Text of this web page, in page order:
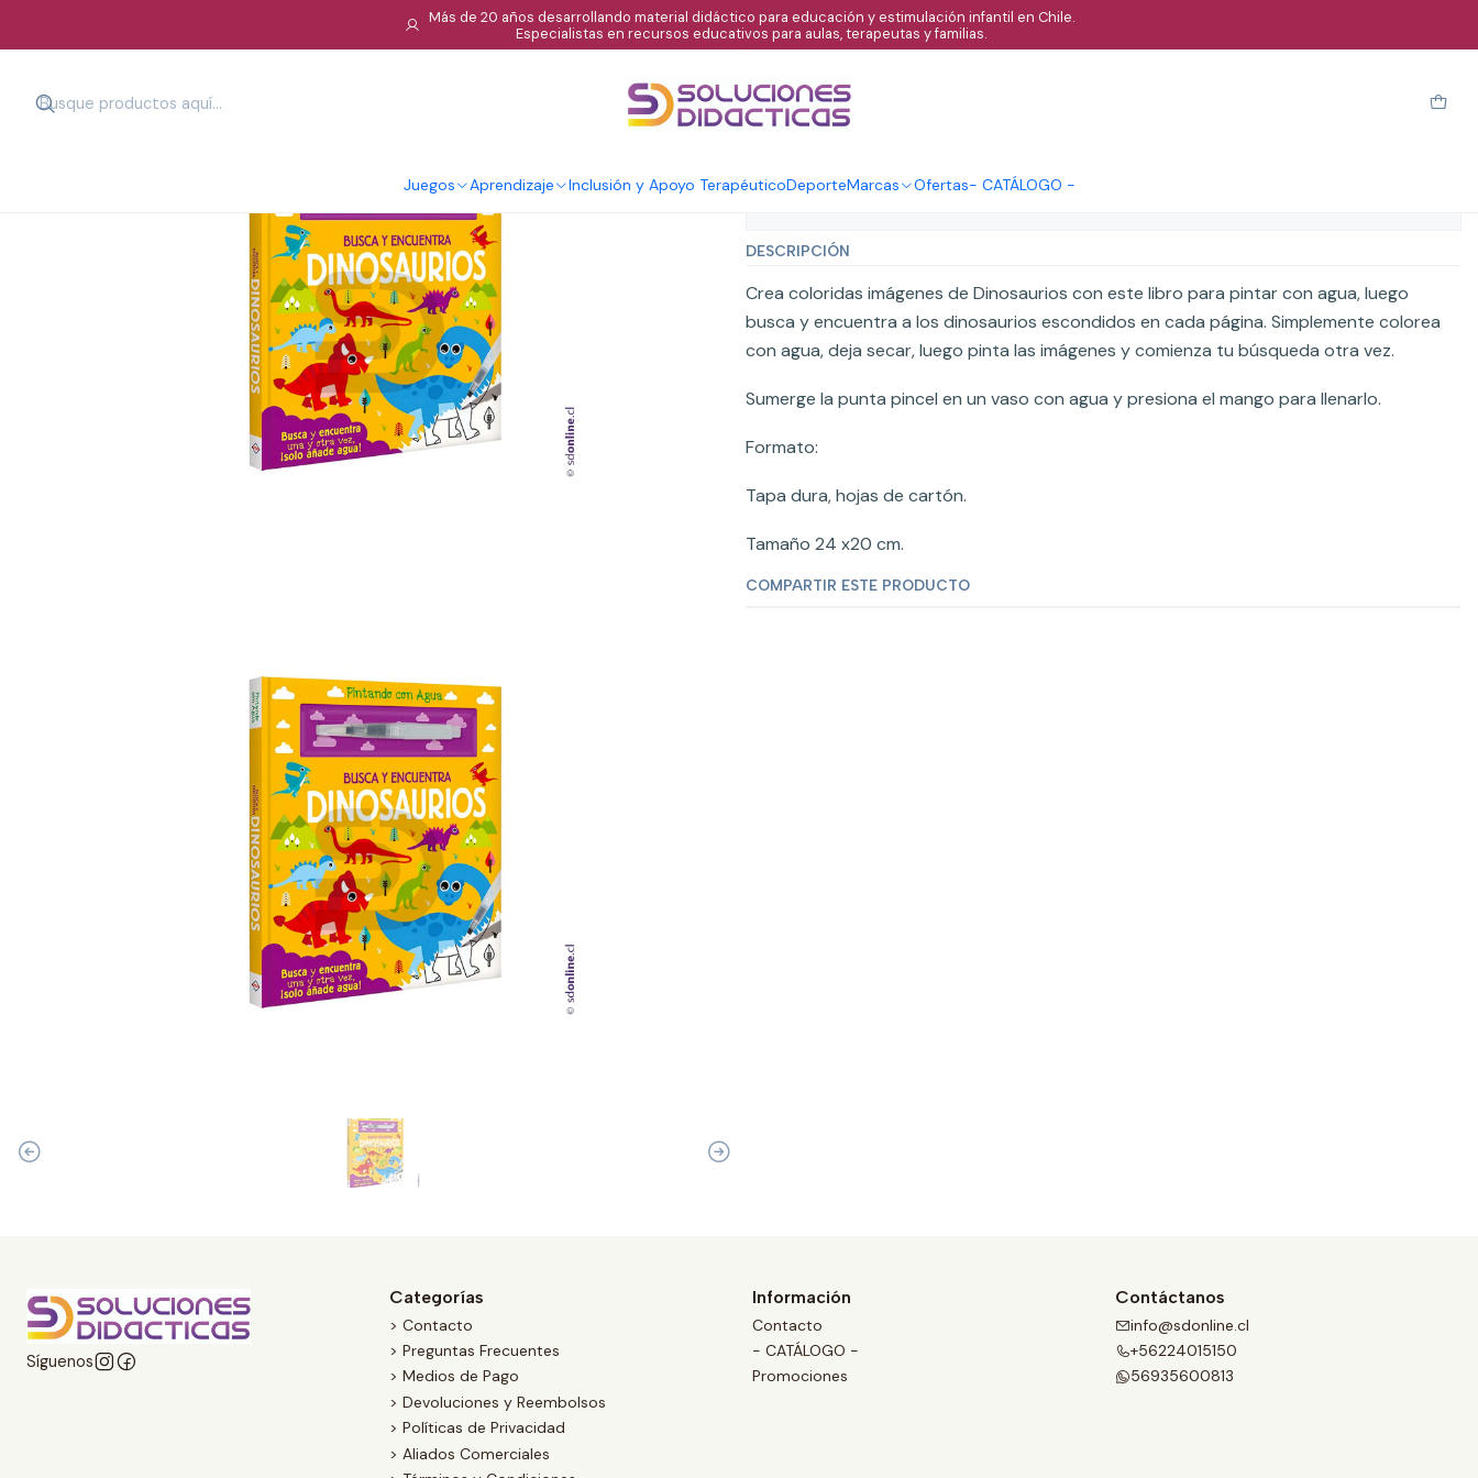
Juegos Aprendizaje Inclusión y Apoyo TerapéuticoDeporteMarcas Ofertas- CATÁLOGO -
Más de 20 años desarrollando material didáctico para educación y estimulación infantil en Chile.
Especialistas en recursos educativos para aulas, terapeutas y familias.
|
Busca y encuentra dinosaurios
DESCRIPCIÓN
Crea coloridas imágenes de Dinosaurios con este libro para pintar con agua, luego
busca y encuentra a los dinosaurios escondidos en cada página. Simplemente colorea
con agua, deja secar, luego pinta las imágenes y comienza tu búsqueda otra vez.
Sumerge la punta pincel en un vaso con agua y presiona el mango para llenarlo.
Formato:
Tapa dura, hojas de cartón.
Tamaño 24 x20 cm.
COMPARTIR ESTE PRODUCTO
Síguenos
Categorías
> Contacto
> Preguntas Frecuentes
> Medios de Pago
> Devoluciones y Reembolsos
> Políticas de Privacidad
> Aliados Comerciales
Información
Contacto
- CATÁLOGO -
Promociones
Contáctanos
info@sdonline.cl
+56224015150
56935600813